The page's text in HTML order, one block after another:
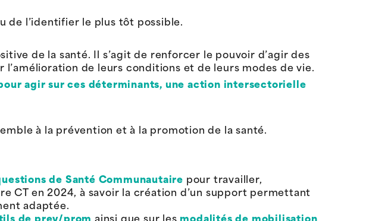
de l’identifier le plus tôt possible.
de la santé. Il s’agit de renforcer le pouvoir d’agir des
l’amélioration de leurs conditions et de leurs modes de vie.
agir sur ces déterminants, une action intersectorielle
à la prévention età la promotion de la santé.
de Santé Communautaire pour travailler,
CT en 2024, à savoir la création d’un support permettant
adaptée.